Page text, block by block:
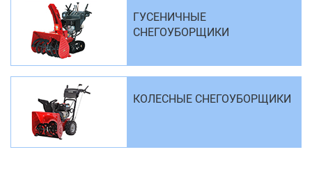
ГУСЕНИЧНЫЕ
СНЕГОУБОРЩИКИ
КОЛЕСНЫЕ СНЕГОУБОРЩИКИ